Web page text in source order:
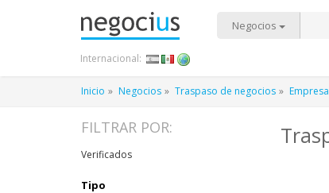
Negocios
Internacional:
Inicio Negocios Traspaso de negocios
FILTRAR POR:
Verificados
Tipo